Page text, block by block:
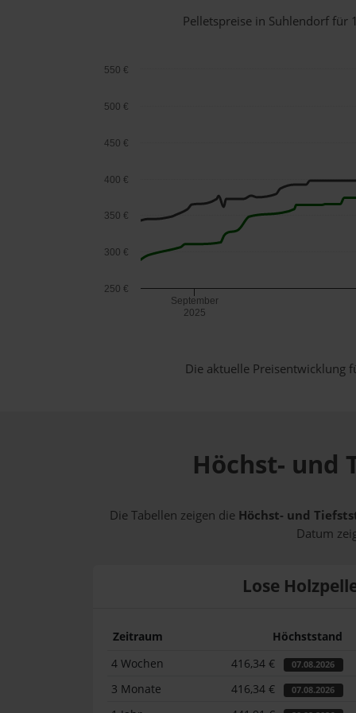
Pelletspreise in Suhlendorf für
September
2025
250 €
300 €
350 €
400 €
450 €
500 €
550 €
Die aktuelle Preisentwicklung
Höchst- und
Die Tabellen zeigen die Höchst- und
Datum
Lose
Zeitraum Höchststand
4 Wochen
416,34 € 07.08.2026
3 Monate 416,34 € 07.08.2026